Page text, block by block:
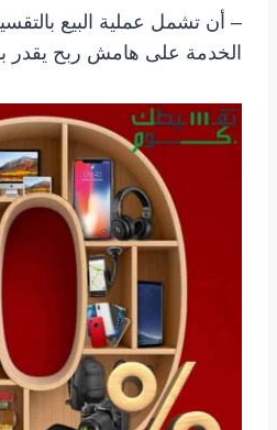
– أن تشمل عملية البيع
الخدمة على هامش ربح يقدر بـ1.5% لكل